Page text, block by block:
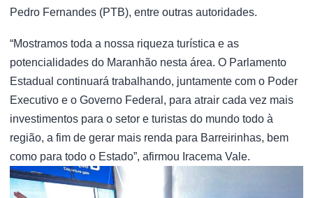
Pedro Fernandes (PTB), entre outras autoridades.
“Mostramos toda a nossa riqueza turística e as
potencialidades do Maranhão nesta área. O Parlamento
Estadual continuará trabalhando, juntamente com o Poder
Executivo e o Governo Federal, para atrair cada vez mais
investimentos para o setor e turistas do mundo todo à
região, a fim de gerar mais renda para Barreirinhas, bem
como para todo o Estado”, afirmou Iracema Vale.